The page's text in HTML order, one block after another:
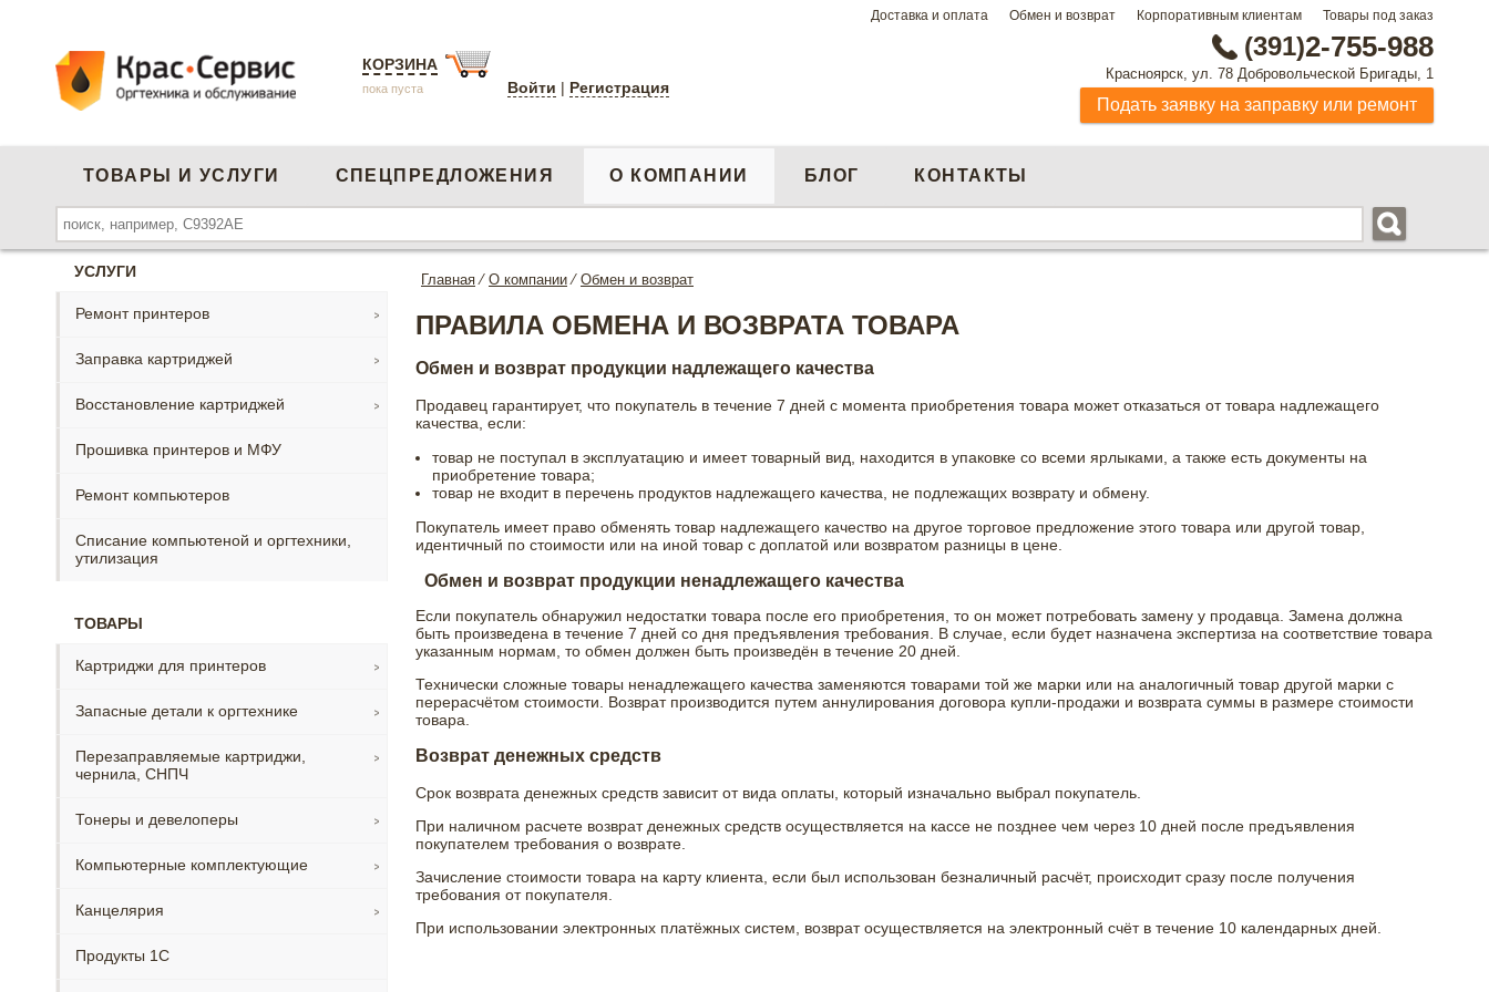
Доставка и оплата Обмен и возврат Корпоративным клиентам Товары под заказ
КОРЗИНА
пока пуста Войти | Регистрация
(391)2-755-988
Красноярск, ул. 78 Добровольческой Бригады, 1
Подать заявку на заправку или ремонт
ТОВАРЫ И УСЛУГИ СПЕЦПРЕДЛОЖЕНИЯ О КОМПАНИИ БЛОГ КОНТАКТЫ
УСЛУГИ
Ремонт принтеров
Заправка картриджей
Восстановление картриджей
Прошивка принтеров и МФУ
Ремонт компьютеров
Списание компьютеной и оргтехники,
утилизация
ТОВАРЫ
Картриджи для принтеров
Запасные детали к оргтехнике
Перезаправляемые картриджи,
чернила, СНПЧ
Тонеры и девелоперы
Компьютерные комплектующие
Канцелярия
Продукты 1С
Главная ⁄ О компании ⁄ Обмен и возврат
ПРАВИЛА ОБМЕНА И ВОЗВРАТА ТОВАРА
Обмен и возврат продукции надлежащего качества
Продавец гарантирует, что покупатель в течение 7 дней с момента приобретения товара может отказаться от товара надлежащего
качества, если:
товар не поступал в эксплуатацию и имеет товарный вид, находится в упаковке со всеми ярлыками, а также есть документы на
приобретение товара;
товар не входит в перечень продуктов надлежащего качества, не подлежащих возврату и обмену.
Покупатель имеет право обменять товар надлежащего качество на другое торговое предложение этого товара или другой товар,
идентичный по стоимости или на иной товар с доплатой или возвратом разницы в цене.
Обмен и возврат продукции ненадлежащего качества
Если покупатель обнаружил недостатки товара после его приобретения, то он может потребовать замену у продавца. Замена должна
быть произведена в течение 7 дней со дня предъявления требования. В случае, если будет назначена экспертиза на соответствие товара
указанным нормам, то обмен должен быть произведён в течение 20 дней.
Технически сложные товары ненадлежащего качества заменяются товарами той же марки или на аналогичный товар другой марки с
перерасчётом стоимости. Возврат производится путем аннулирования договора купли-продажи и возврата суммы в размере стоимости
товара.
Возврат денежных средств
Срок возврата денежных средств зависит от вида оплаты, который изначально выбрал покупатель.
При наличном расчете возврат денежных средств осуществляется на кассе не позднее чем через 10 дней после предъявления
покупателем требования о возврате.
Зачисление стоимости товара на карту клиента, если был использован безналичный расчёт, происходит сразу после получения
требования от покупателя.
При использовании электронных платёжных систем, возврат осуществляется на электронный счёт в течение 10 календарных дней.